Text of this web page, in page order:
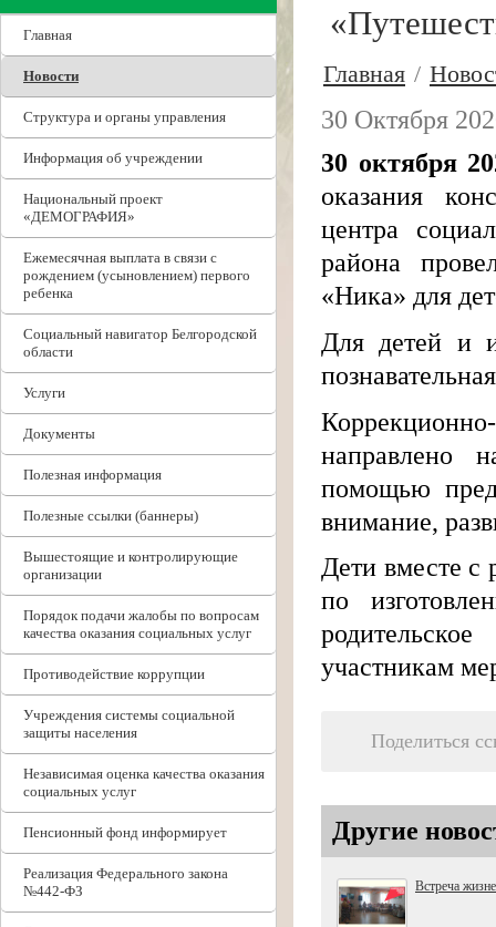
Главная
Новости
Структура и органы управления
Информация об учреждении
Национальный проект
«ДЕМОГРАФИЯ»
Ежемесячная выплата в связи с
рождением (усыновлением) первого
ребенка
Социальный навигатор Белгородской
области
Услуги
Документы
Полезная информация
Полезные ссылки (баннеры)
Вышестоящие и контролирующие
организации
Порядок подачи жалобы по вопросам
качества оказания социальных услуг
Противодействие коррупции
Учреждения системы социальной
защиты населения
Независимая оценка качества оказания
социальных услуг
Пенсионный фонд информирует
Реализация Федерального закона
№442-ФЗ
Главная /
30 Октября
30 октября
оказания
центра
района
«Ника» для
Для детей и
направлено
помощью
внимание,
Дети вместе с
по
участникам
Поделиться
Другие
Встреча